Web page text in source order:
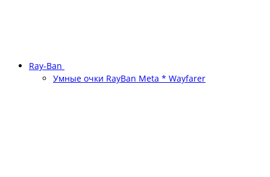
Ray-Ban
Умные очки RayBan Meta * Wayfarer